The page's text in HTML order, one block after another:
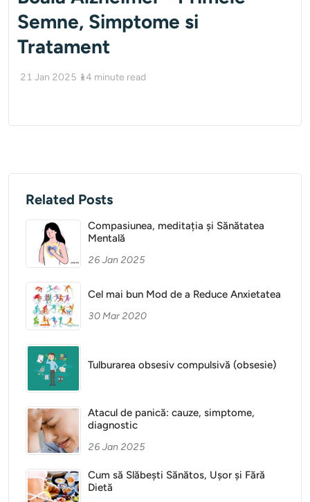
Semne, Simptome si
Tratament
21 Jan 2025 14 minute read
Related Posts
Compasiunea, meditația și Sănătatea
Mentală
26 Jan 2025
Cel mai bun Mod de a Reduce Anxietatea
30 Mar 2020
Tulburarea obsesiv compulsivă (obsesie)
Atacul de panică: cauze, simptome,
diagnostic
26 Jan 2025
Cum să Slăbești Sănătos, Ușor și Fără
Dietă